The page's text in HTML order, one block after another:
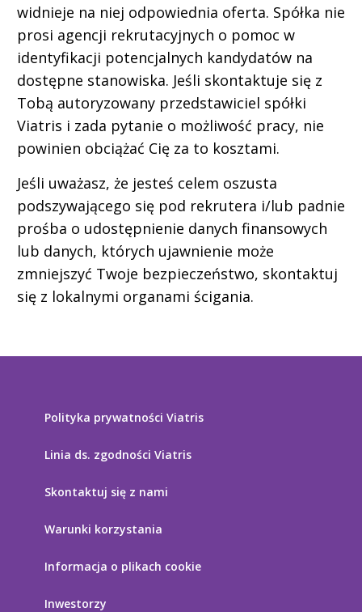
widnieje na niej odpowiednia oferta. Spółka nie
prosi agencji rekrutacyjnych o pomoc w
identyfikacji potencjalnych kandydatów na
dostępne stanowiska. Jeśli skontaktuje się z
Tobą autoryzowany przedstawiciel spółki
Viatris i zada pytanie o możliwość pracy, nie
powinien obciążać Cię za to kosztami.
Jeśli uważasz, że jesteś celem oszusta
podszywającego się pod rekrutera i/lub padnie
prośba o udostępnienie danych finansowych
lub danych, których ujawnienie może
zmniejszyć Twoje bezpieczeństwo, skontaktuj
się z lokalnymi organami ścigania.
Polityka prywatności Viatris
Linia ds. zgodności Viatris
Skontaktuj się z nami
Warunki korzystania
Informacja o plikach cookie
Inwestorzy